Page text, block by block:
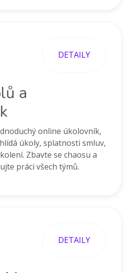
DETAILY
a
online úkolovník,
úkoly, splatnosti smluv,
Zbavte se chaosu a
práci všech týmů.
DETAILY